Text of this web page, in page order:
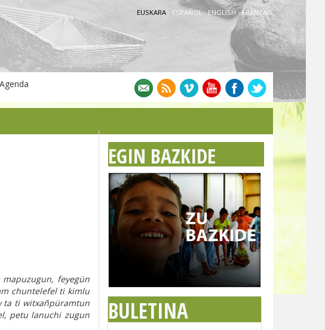
EUSKARA · ESPAÑOL· ENGLISH · FRANÇAIS
Agenda
feyegün
chuntelefel ti kimlu
ta ti witxañpüramtun
petu lanuchi zugun
EGIN BAZKIDE
BULETINA